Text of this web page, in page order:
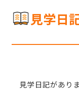
見学日
見学日記があり